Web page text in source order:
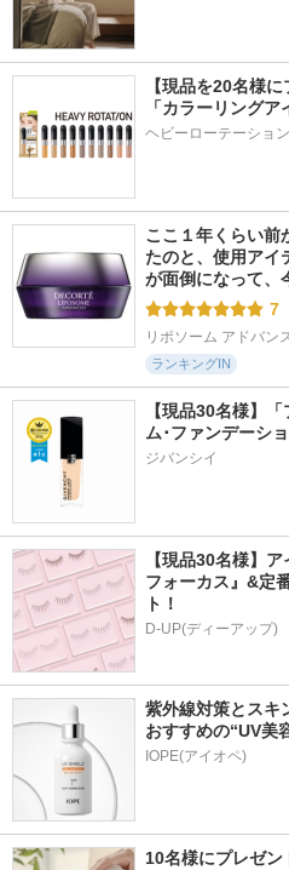
【現品を20名様
「カラーリングア
ヘビーローテーション
ここ１年くらい前
たのと、使用アイ
が面倒になって
7
リポソーム アドバン
ランキングIN
【現品30名様】
ジバンシイ
【現品30名様】
フォーカス』&定
ト！
D-UP(ディーアップ)
紫外線対策とスキ
おすすめの“UV美
IOPE(アイオペ)
10名様にプレゼン